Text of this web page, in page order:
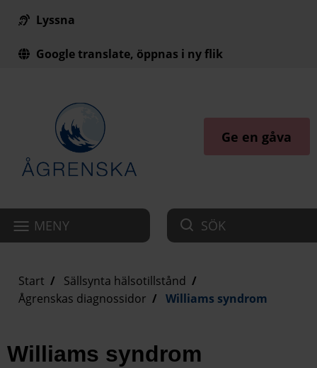
Till innehåll på sidan
Lyssna
Google translate, öppnas i ny flik
Ge en gåva
MENY SÖK
Start
Sällsynta hälsotillstånd
Ågrenskas diagnossidor
Williams syndrom
Williams syndrom